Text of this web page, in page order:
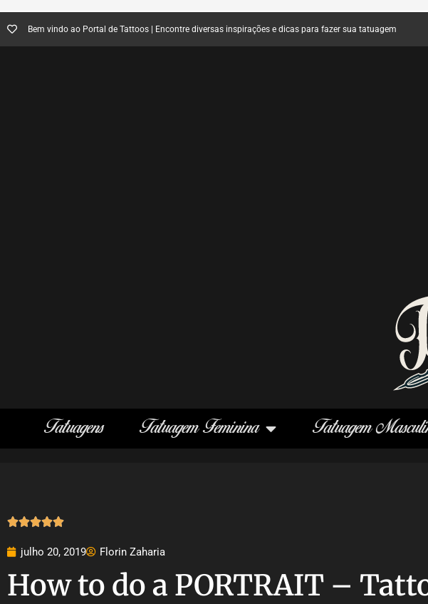
Bem vindo ao Portal de Tattoos | Encontre diversas inspirações e dicas para fazer sua tatuagem
Tatuagens Tatuagem Feminina Tatuagem

julho 20, 2019 Florin Zaharia
How to do a PORTRAIT –